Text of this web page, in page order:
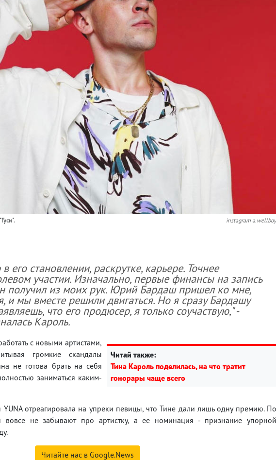
instagram a.wellboy
его становлении, раскрутке, карьере. Точнее
участии. Изначально, первые финансы на запись
получил из моих рук. Юрий Бардаш пришел ко мне,
и мы вместе решили двигаться. Но я сразу Бардашу
что его продюсер, я только соучаствую," -
Кароль.
Читай также:
Тина Кароль поделилась, на что тратит
гонорары чаще всего
с новыми артистами,
громкие скандалы
не готова брать на себя
заниматься каким-
YUNA отреагировала на упреки певицы, что Тине дали лишь одну премию. По
вовсе не забывают про артистку, а ее номинация - признание упорной
Читайте нас в Google.News